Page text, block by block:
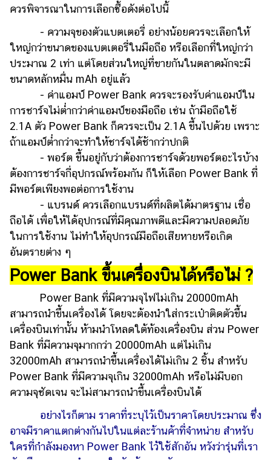
ควรพิจารณาในการเลือกซื้อดังต่อไปนี้
- ความจุของตัวแบตเตอรี่ อย่างน้อยควรจะเลือกให้
ใหญ่กว่าขนาดของแบตเตอรี่ในมือถือ หรือเลือกที่ใหญ่กว่า
ประมาณ 2 เท่า แต่โดยส่วนใหญ่ที่ขายกันในตลาดมักจะมี
ขนาดหลักหมื่น mAh อยู่แล้ว
- ค่าแอมป์ Power Bank ควรจะรองรับค่าแอมป์ใน
การชาร์จไม่ต่ำกว่าค่าแอมป์ของมือถือ เช่น ถ้ามือถือใช้
2.1A ตัว Power Bank ก็ควรจะเป็น 2.1A ขึ้นไปด้วย เพราะ
ถ้าแอมป์ต่ำกว่าจะทำให้ชาร์จได้ช้ากว่าปกติ
- พอร์ต ขึ้นอยู่กับว่าต้องการชาร์จด้วยพอร์ตอะไรบ้าง
ต้องการชาร์จกี่อุปกรณ์พร้อมกัน ก็ให้เลือก Power Bank ที่
มีพอร์ตเพียงพอต่อการใช้งาน
- แบรนด์ ควรเลือกแบรนด์ที่ผลิตได้มาตรฐาน เชื่อ
ถือได้ เพื่อให้ได้อุปกรณ์ที่มีคุณภาพดีและมีความปลอดภัย
ในการใช้งาน ไม่ทำให้อุปกรณ์มือถือเสียหายหรือเกิด
อันตรายต่าง ๆ
Power Bank ขึ้นเครื่องบินได้หรือไม่ ?
Power Bank ที่มีความจุไฟไม่เกิน 20000mAh
สามารถนำขึ้นเครื่องได้ โดยจะต้องนำใส่กระเป๋าติดตัวขึ้น
เครื่องบินเท่านั้น ห้ามนำโหลดใต้ท้องเครื่องบิน ส่วน Power
Bank ที่มีความจุมากกว่า 20000mAh แต่ไม่เกิน
32000mAh สามารถนำขึ้นเครื่องได้ไม่เกิน 2 ชิ้น สำหรับ
Power Bank ที่มีความจุเกิน 32000mAh หรือไม่มีบอก
ความจุชัดเจน จะไม่สามารถนำขึ้นเครื่องบินได้
อย่างไรก็ตาม ราคาที่ระบุไว้เป็นราคาโดยประมาณ ซึ่ง
อาจมีราคาแตกต่างกันไปในแต่ละร้านค้าที่จำหน่าย สำหรับ
ใครที่กำลังมองหา Power Bank ไว้ใช้สักอัน หวังว่ารุ่นที่เรา